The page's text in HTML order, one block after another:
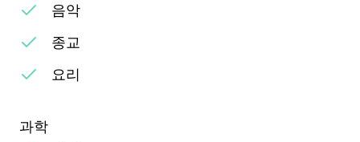
음악
종교
요리
과학